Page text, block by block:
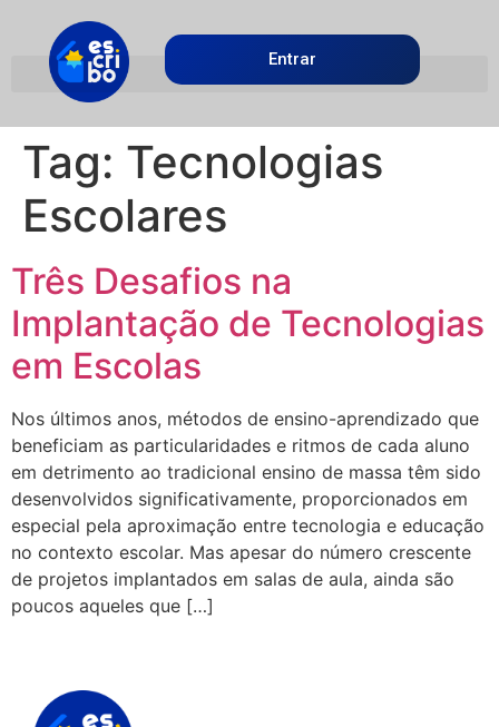
Entrar
Tag: Tecnologias
Escolares
Três Desafios na
Implantação de Tecnologias
em Escolas
Nos últimos anos, métodos de ensino-aprendizado que
beneficiam as particularidades e ritmos de cada aluno
em detrimento ao tradicional ensino de massa têm sido
desenvolvidos significativamente, proporcionados em
especial pela aproximação entre tecnologia e educação
no contexto escolar. Mas apesar do número crescente
de projetos implantados em salas de aula, ainda são
poucos aqueles que […]